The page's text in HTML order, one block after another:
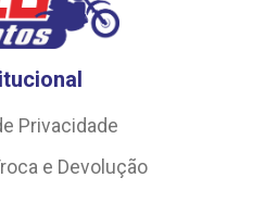
Privacidade
e Devolução